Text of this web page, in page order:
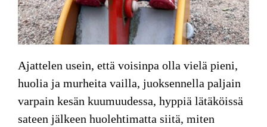
Ajattelen usein, että voisinpa olla vielä pieni,
huolia ja murheita vailla, juoksennella paljain
varpain kesän kuumuudessa, hyppiä lätäköissä
sateen jälkeen huolehtimatta siitä, miten